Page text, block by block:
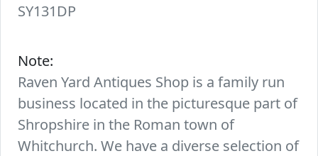
SY131DP
Note:
Raven Yard Antiques Shop is a family run
business located in the picturesque part of
Shropshire in the Roman town of
Whitchurch. We have a diverse selection of